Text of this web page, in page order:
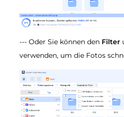
--- Oder Sie können den Filter
verwenden, um die Fotos